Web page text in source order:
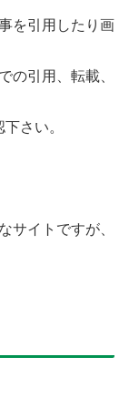
を引用したり画
の引用、転載、
さい。
サイトですが、